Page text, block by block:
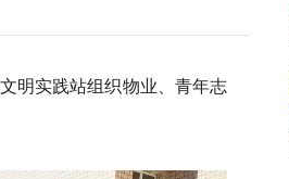
明实践站组织物业、青年志